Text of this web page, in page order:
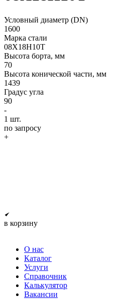
Условный диаметр (DN)
1600
Марка стали
08Х18Н10Т
Высота борта, мм
70
Высота конической части, мм
1439
Градус угла
90
-
1 шт.
по запросу
+
в корзину
О нас
Каталог
Услуги
Справочник
Калькулятор
Вакансии